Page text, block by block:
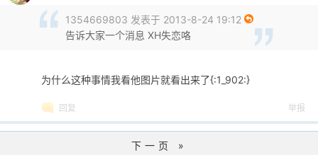
1354669803 发表于 2013-8-24 19:12
告诉大家一个消息 XH失恋咯
为什么这种事情我看他图片就看出来了{:1_902:}
回复 举报
下一页 »